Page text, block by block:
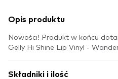
Opis produktu
Nowości! Produkt w końcu
Gelly Hi Shine Lip Vinyl -
Składniki i ilość